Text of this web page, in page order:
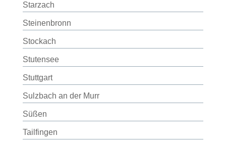
Starzach
Steinenbronn
Stockach
Stutensee
Stuttgart
Sulzbach an der Murr
Süßen
Tailfingen